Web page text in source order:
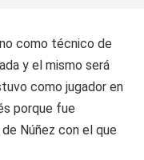
como técnico de
y el mismo será
como jugador en
porque fue
Núñez con el que